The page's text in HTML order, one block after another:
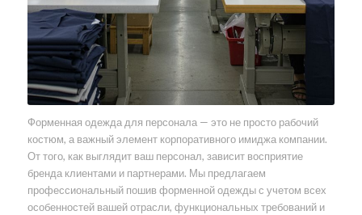
Форменная одежда для персонала — это не просто рабочий
костюм, а важный элемент корпоративного имиджа компании.
От того, как выглядит ваш персонал, зависит восприятие
бренда клиентами и партнерами. Мы предлагаем
профессиональный пошив форменной одежды с учетом всех
особенностей вашей отрасли, функциональных требований и